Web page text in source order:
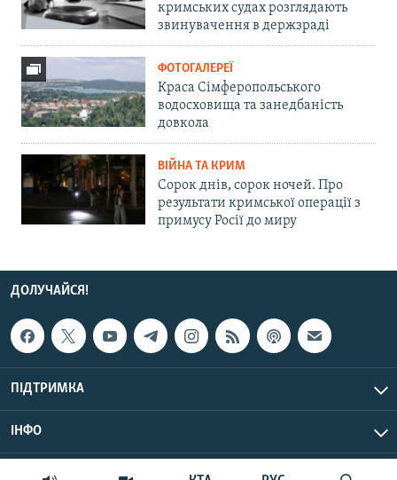
кримських судах розглядають
звинувачення в держзраді
ФОТОГАЛЕРЕЇ
Краса Сімферопольського
водосховища та занедбаність
довкола
ВІЙНА ТА КРИМ
Сорок днів, сорок ночей. Про
результати кримської операції з
примусу Росії до миру
ДОЛУЧАЙСЯ!
ПІДТРИМКА
ІНФО